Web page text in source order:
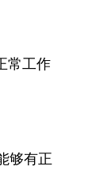
常工作
够有正